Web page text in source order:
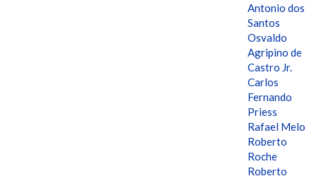
Antonio dos
Santos
Osvaldo
Agripino de
Castro Jr.
Carlos
Fernando
Priess
Rafael Melo
Roberto
Roche
Roberto